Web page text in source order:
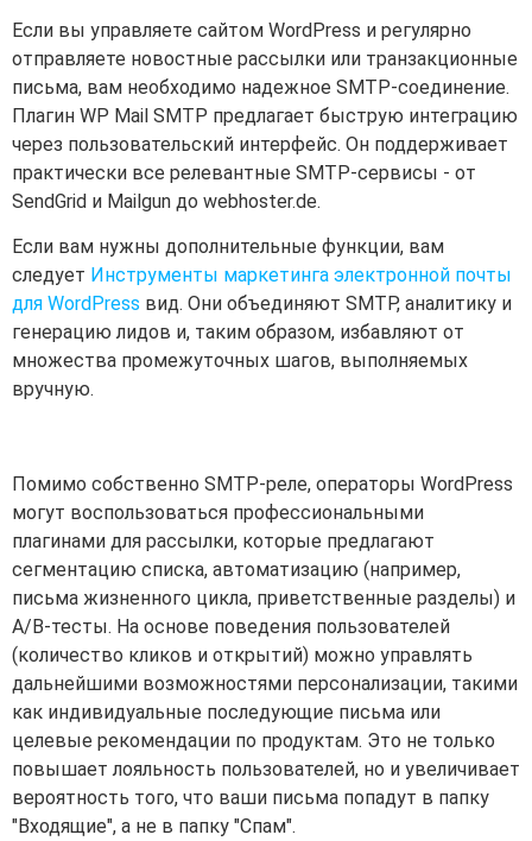
Если вы управляете сайтом WordPress и регулярно
отправляете новостные рассылки или транзакционные
письма, вам необходимо надежное SMTP-соединение.
Плагин WP Mail SMTP предлагает быструю интеграцию
через пользовательский интерфейс. Он поддерживает
практически все релевантные SMTP-сервисы - от
SendGrid и Mailgun до webhoster.de.
Если вам нужны дополнительные функции, вам
следует Инструменты маркетинга электронной почты
для WordPress вид. Они объединяют SMTP, аналитику и
генерацию лидов и, таким образом, избавляют от
множества промежуточных шагов, выполняемых
вручную.
Помимо собственно SMTP-реле, операторы WordPress
могут воспользоваться профессиональными
плагинами для рассылки, которые предлагают
сегментацию списка, автоматизацию (например,
письма жизненного цикла, приветственные разделы) и
A/B-тесты. На основе поведения пользователей
(количество кликов и открытий) можно управлять
дальнейшими возможностями персонализации, такими
как индивидуальные последующие письма или
целевые рекомендации по продуктам. Это не только
повышает лояльность пользователей, но и увеличивает
вероятность того, что ваши письма попадут в папку
"Входящие", а не в папку "Спам".